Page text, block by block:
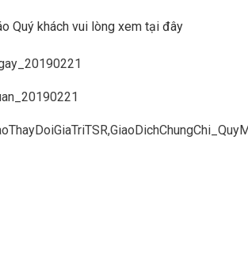
Quý khách vui lòng xem tại đây